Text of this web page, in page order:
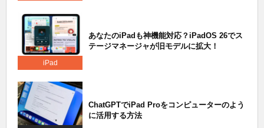
iPad
あなたのiPadも神機能対応？iPadOS 26でス
テージマネージャが旧モデルに拡大！
ChatGPTでiPad Proをコンピューターのよう
に活用する方法